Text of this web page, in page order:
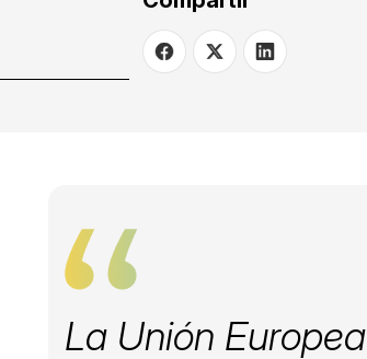
La Unión Europea